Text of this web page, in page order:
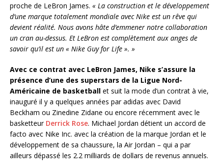
proche de LeBron James. « La construction et le développement
d’une marque totalement mondiale avec Nike est un rêve qui
devient réalité. Nous avons hâte d’emmener notre collaboration
un cran au-dessus. Et LeBron est complètement aux anges de
savoir qu’il est un « Nike Guy for Life ». »
Avec ce contrat avec LeBron James, Nike s’assure la
présence d’une des superstars de la Ligue Nord-
Américaine de basketball et suit la mode d’un contrat à vie,
inauguré il y a quelques années par adidas avec David
Beckham ou Zinedine Zidane ou encore récemment avec le
basketteur Derrick Rose. Michael Jordan détient un accord de
facto avec Nike Inc. avec la création de la marque Jordan et le
développement de sa chaussure, la Air Jordan – qui a par
ailleurs dépassé les 2.2 milliards de dollars de revenus annuels.